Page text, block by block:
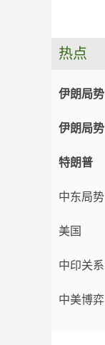
热点
伊朗局势
伊朗局势
特朗普
中东局势
美国
中印关系
中美博弈